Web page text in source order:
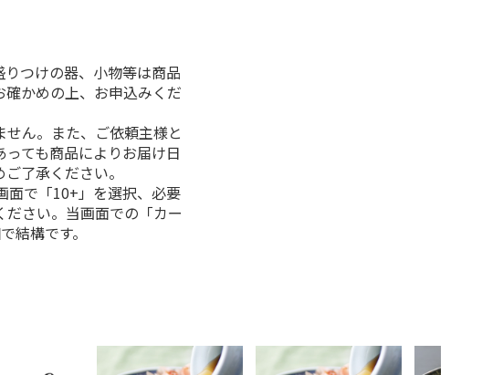
つけの器、小物等は商品
かめの上、お申込みくだ
ん。また、ご依頼主様と
ても商品によりお届け日
了承ください。
面で「10+」を選択、必要
さい。当画面での「カー
結構です。